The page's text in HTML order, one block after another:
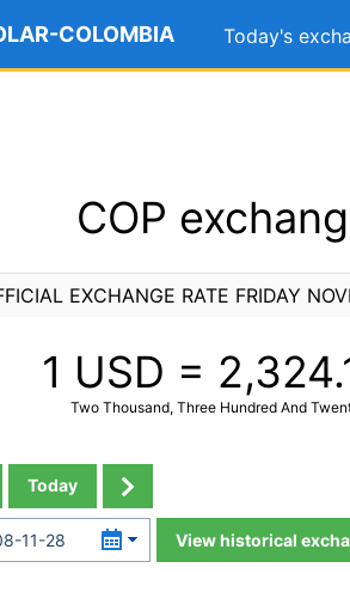
COLOMBIA Today's
COP
EXCHANGE RATE FRIDAY
1 USD =
Two Thousand, Three Hundred And
Today
View historical